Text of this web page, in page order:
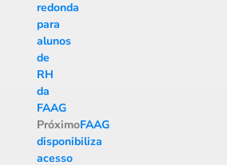
redonda
para
alunos
de
RH
da
FAAG
PróximoFAAG
disponibiliza
acesso